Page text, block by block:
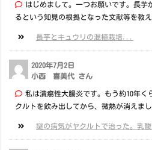
はじめまして。一つお願いです。長芋
るという知見の根拠となった文献等を教
長芋とキュウリの混植栽培...
2020年7月2日
小西 喜美代 さん
私は潰瘍性大腸炎です。もう約10年く
クルトを飲み出してから、微熱が消えま
謎の病気がヤクルトで治った。乳